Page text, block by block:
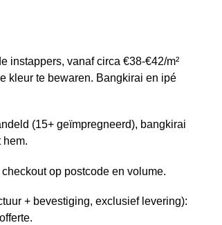
instappers, vanaf circa €38-€42/m²
kleur te bewaren. Bangkirai en ipé
(15+ geïmpregneerd), bangkirai
hem.
op postcode en volume.
+ bevestiging, exclusief levering):